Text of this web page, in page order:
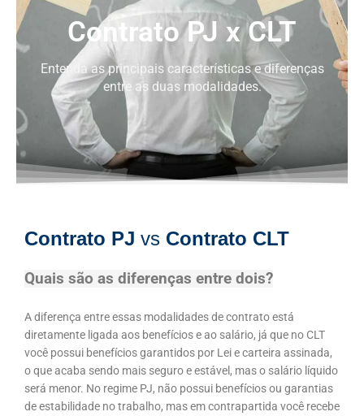
Contrato PJ x CLT
Entenda as principais características e diferenças
entre as duas modalidades.
Contrato PJ vs Contrato CLT
Quais são as diferenças entre dois?
A diferença entre essas modalidades de contrato está
diretamente ligada aos benefícios e ao salário, já que no CLT
você possui benefícios garantidos por Lei e carteira assinada,
o que acaba sendo mais seguro e estável, mas o salário líquido
será menor. No regime PJ, não possui benefícios ou garantias
de estabilidade no trabalho, mas em contrapartida você recebe